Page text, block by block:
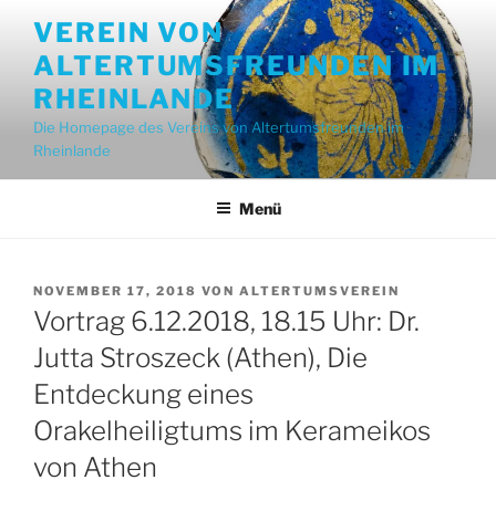
Inhalt
springen
VEREIN VON
ALTERTUMSFREUNDEN IM
RHEINLANDE
Die Homepage des Vereins von Altertumsfreunden im
Rheinlande
Menü
VERÖFFENTLICHT
AM
NOVEMBER 17, 2018 VON ALTERTUMSVEREIN
Vortrag 6.12.2018, 18.15 Uhr: Dr.
Jutta Stroszeck (Athen), Die
Entdeckung eines
Orakelheiligtums im Kerameikos
von Athen